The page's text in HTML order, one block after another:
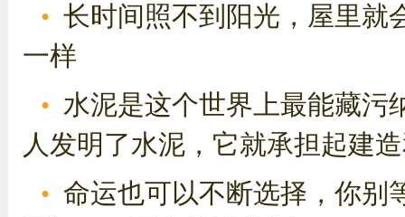
长时间照不到阳光，屋里就
一样
水泥是这个世界上最能藏污
人发明了水泥，它就承担起建
命运也可以不断选择，你别